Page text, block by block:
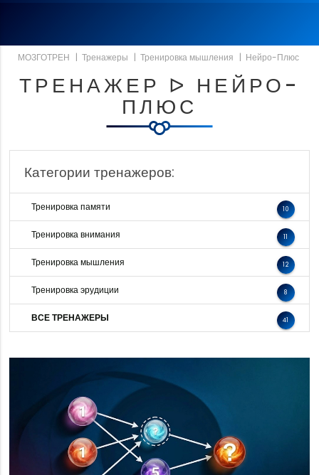
ТРЕНАЖЕР ᐅ НЕЙРО-
ПЛЮС
МОЗГОТРЕН | Тренажеры | Тренировка мышления | Нейро-Плюс
Категории тренажеров:
Тренировка памяти 10
Тренировка внимания 11
Тренировка мышления 12
Тренировка эрудиции 8
ВСЕ ТРЕНАЖЕРЫ 41